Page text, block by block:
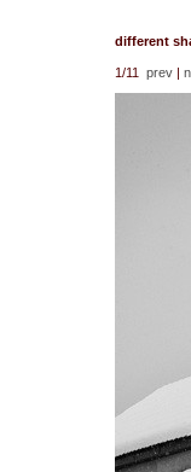
different
1/11 prev |